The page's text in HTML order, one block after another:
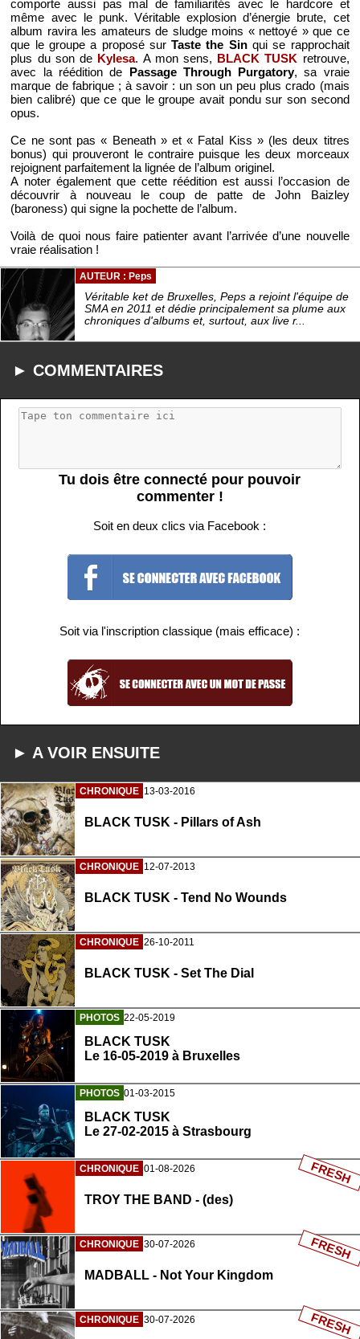
comporte aussi pas mal de familiarités avec le hardcore et
même avec le punk. Véritable explosion d’énergie brute, cet
album ravira les amateurs de sludge moins « nettoyé » que ce
que le groupe a proposé surTaste the Sinqui se rapprochait
plus du son de Kylesa. A mon sens, BLACK TUSK retrouve,
avec la réédition de Passage Through Purgatory, sa vraie
marque de fabrique ; à savoir : un son un peu plus crado (mais
bien calibré) que ce que le groupe avait pondu sur son second
opus.
Ce ne sont pas « Beneath » et « Fatal Kiss » (les deux titres
bonus) qui prouveront le contraire puisque les deux morceaux
rejoignent parfaitement la lignée de l’album originel.
A noter également que cette réédition est aussi l’occasion de
découvrir à nouveau le coup de patte de John Baizley
(baroness) qui signe la pochette de l’album.
Voilà de quoi nous faire patienter avant l’arrivée d’une nouvelle
vraie réalisation !
AUTEUR : Peps
Véritable ket de Bruxelles, Peps a rejoint l'équipe de
SMA en 2011 et dédie principalement sa plume aux
chroniques d'albums et, surtout, aux live r...
► COMMENTAIRES
Tu dois être connecté pour pouvoir
commenter !
Soit en deux clics via Facebook :
Soit via l'inscription classique (mais efficace) :
► A VOIR ENSUITE
CHRONIQUE 13-03-2016
BLACK TUSK - Pillars of Ash
CHRONIQUE 12-07-2013
BLACK TUSK - Tend No Wounds
CHRONIQUE 26-10-2011
BLACK TUSK - Set The Dial
PHOTOS 22-05-2019
BLACK TUSK
Le 16-05-2019 à Bruxelles
PHOTOS 01-03-2015
BLACK TUSK
Le 27-02-2015 à Strasbourg
CHRONIQUE 01-08-2026
TROY THE BAND - (des)
FRESH
CHRONIQUE 30-07-2026
MADBALL - Not Your Kingdom
FRESH
CHRONIQUE 30-07-2026 FRESH